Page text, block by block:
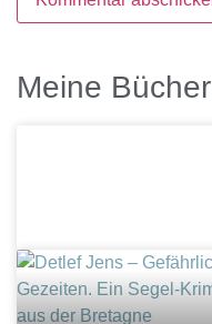
Meine Bücher